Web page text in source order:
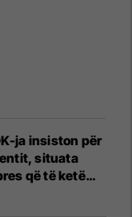
ja insiston për
situata
që të ketë